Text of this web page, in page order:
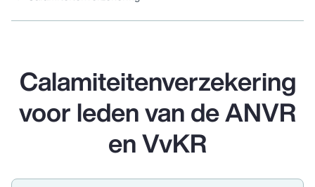
Calamiteitenverzekering
voor leden van de ANVR
en VvKR